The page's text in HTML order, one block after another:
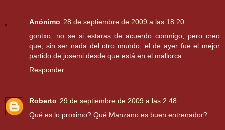
Anónimo 28 de septiembre de 2009 a las 18:20
gontxo, no se si estaras de acuerdo conmigo, pero creo
que, sin ser nada del otro mundo, el de ayer fue el mejor
partido de josemi desde que está en el mallorca
Responder
Roberto 29 de septiembre de 2009 a las 2:48
Qué es lo proximo? Qué Manzano es buen entrenador?